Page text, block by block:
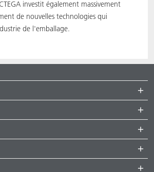
investit également massivement
de nouvelles technologies qui
de l'emballage.